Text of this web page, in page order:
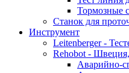
Тормозные
Станок для
Инструмент
Leitenberger -
Rehobot -
Аварийно-